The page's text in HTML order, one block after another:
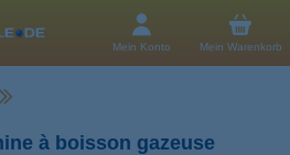
Mein Konto Mein Warenkorb
à boisson gazeuse